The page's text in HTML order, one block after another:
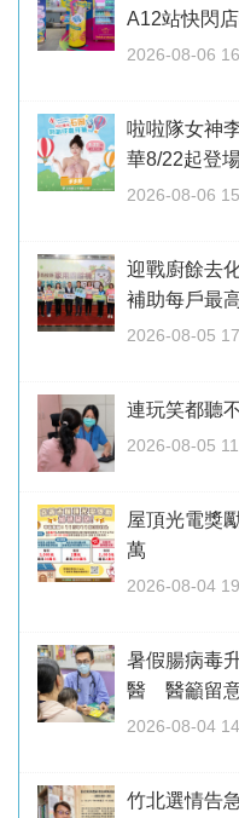
A12站快閃
2026-08-06
啦啦隊女神
華8/22起登
2026-08-06
迎戰廚餘去
補助每戶最
2026-08-05
連玩笑都聽
2026-08-05
屋頂光電獎
萬
2026-08-04
暑假腸病毒
醫 醫籲留
2026-08-04
竹北選情告